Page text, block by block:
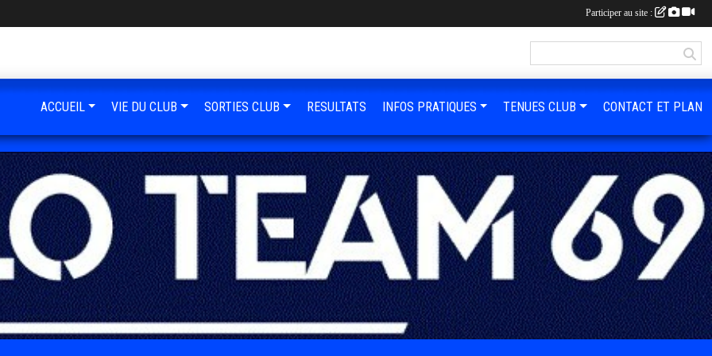
ACCUEIL VIE DU CLUB SORTIES CLUB RESULTATS INFOS PRATIQUES TENUES CLUB CONTACT ET PLAN
Participer au site :